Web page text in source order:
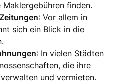
finden.
: Vor allem in
sich ein Blick in die
: In vielen Städten
die ihre
und vermieten.